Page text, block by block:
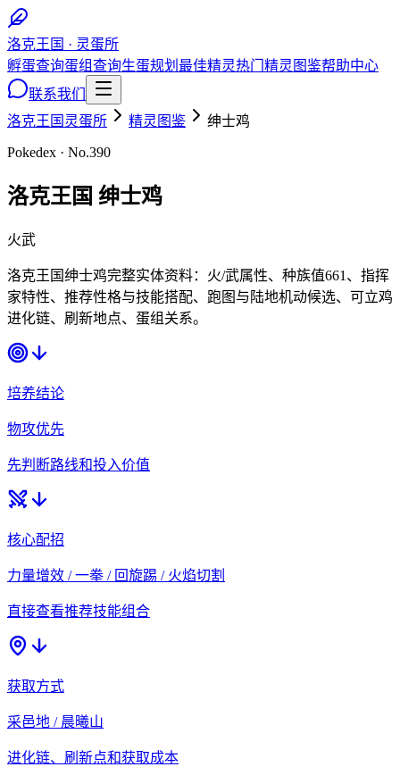
洛克王国 · 灵蛋所
孵蛋查询蛋组查询生蛋规划 最佳精灵热门精灵图鉴帮助中心
联系我们
洛克王国灵蛋所
精灵图鉴 绅士鸡
Pokedex · No.390
洛克王国 绅士鸡
火武
洛克王国绅士鸡完整实体资料：火/武属性、种族值661、指挥
家特性、推荐性格与技能搭配、跑图与陆地机动候选、可立鸡
进化链、刷新地点、蛋组关系。
培养结论
物攻优先
先判断路线和投入价值
核心配招
力量增效 / 一拳 / 回旋踢 / 火焰切割
直接查看推荐技能组合
获取方式
采邑地 / 晨曦山
进化链、刷新点和获取成本